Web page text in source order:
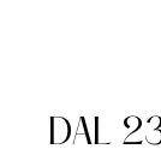
DAL